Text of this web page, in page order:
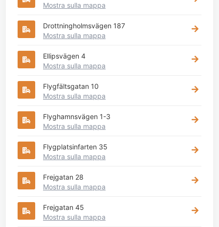
Mostra sulla mappa
Drottningholmsvägen 187
Mostra sulla mappa
Ellipsvägen 4
Mostra sulla mappa
Flygfältsgatan 10
Mostra sulla mappa
Flyghamnsvägen 1-3
Mostra sulla mappa
Flygplatsinfarten 35
Mostra sulla mappa
Frejgatan 28
Mostra sulla mappa
Frejgatan 45
Mostra sulla mappa